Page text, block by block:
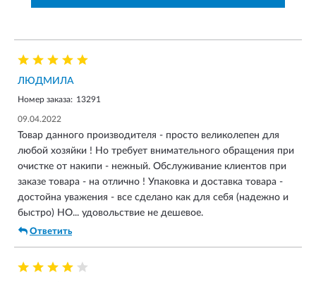
ЛЮДМИЛА
Номер заказа: 13291
09.04.2022
Товар данного производителя - просто великолепен для
любой хозяйки ! Но требует внимательного обращения при
очистке от накипи - нежный. Обслуживание клиентов при
заказе товара - на отлично ! Упаковка и доставка товара -
достойна уважения - все сделано как для себя (надежно и
быстро) НО... удовольствие не дешевое.
Ответить